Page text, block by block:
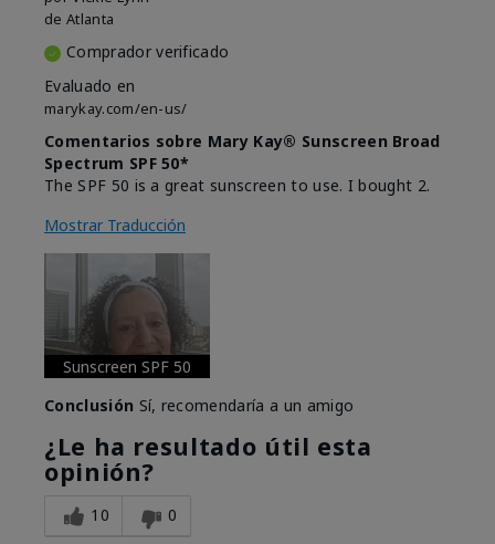
de Atlanta
Comprador verificado
Evaluado en
marykay.com/en-us/
Comentarios sobre Mary Kay® Sunscreen Broad
Spectrum SPF 50*
The SPF 50 is a great sunscreen to use. I bought 2.
Mostrar Traducción
Sunscreen SPF 50
Conclusión Sí, recomendaría a un amigo
¿Le ha resultado útil esta
opinión?
10 0